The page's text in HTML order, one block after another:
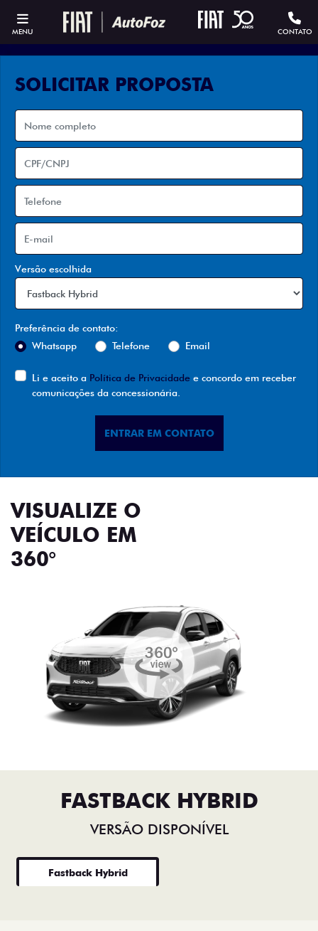
MENU CONTATO
SOLICITAR PROPOSTA
Versão escolhida
Preferência de contato:
Whatsapp
Telefone Email
Li e aceito a Política de Privacidade e concordo em receber
comunicações da concessionária.
ENTRAR EM CONTATO
VISUALIZE O
VEÍCULO EM
360°
FASTBACK HYBRID
VERSÃO DISPONÍVEL
Fastback Hybrid